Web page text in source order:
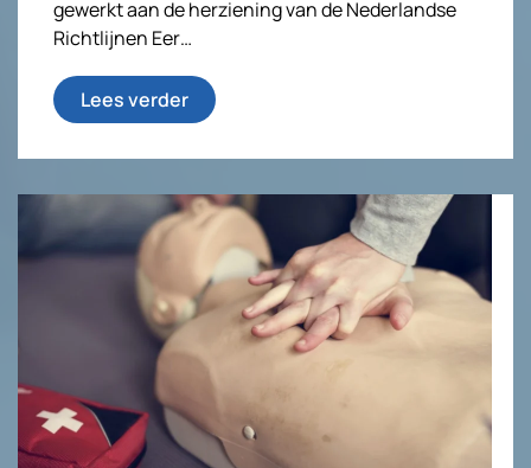
gewerkt aan de herziening van de Nederlandse
Richtlijnen Eer…
Lees verder